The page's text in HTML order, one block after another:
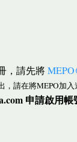
，請先將
，請在將MEPO加
申請啟用帳